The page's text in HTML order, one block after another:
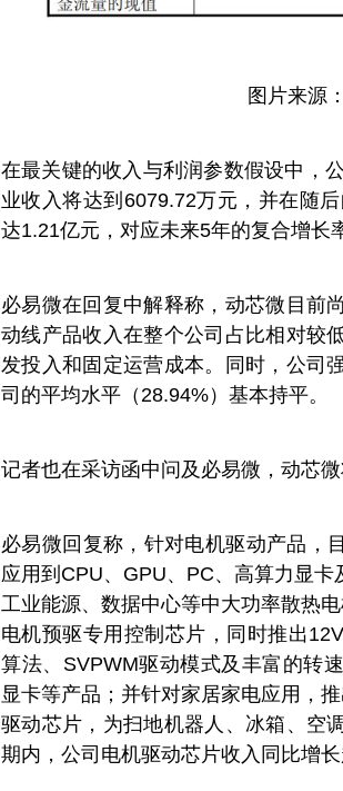
图片来源
在最关键的收入与利润参数假设中，
业收入将达到6079.72万元，并在随
达1.21亿元，对应未来5年的复合增长
必易微在回复中解释称，动芯微目前
动线产品收入在整个公司占比相对较
发投入和固定运营成本。同时，公司
司的平均水平（28.94%）基本持平。
记者也在采访函中问及必易微，动芯
必易微回复称，针对电机驱动产品，
应用到CPU、GPU、PC、高算力显
工业能源、数据中心等中大功率散热
电机预驱专用控制芯片，同时推出
算法、SVPWM驱动模式及丰富的转
显卡等产品；并针对家居家电应用，
驱动芯片，为扫地机器人、冰箱、空
期内，公司电机驱动芯片收入同比增